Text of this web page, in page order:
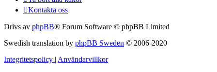
Kontakta oss
Drivs av phpBB® Forum Software © phpBB Limited
Swedish translation by phpBB Sweden © 2006-2020
Integritetspolicy | Användarvillkor